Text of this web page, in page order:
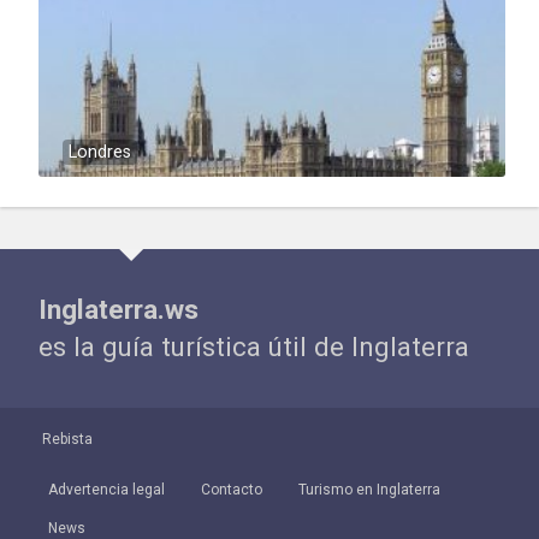
Londres
Inglaterra.ws
es la guía turística útil de Inglaterra
Rebista
Advertencia legal Contacto Turismo en Inglaterra
News